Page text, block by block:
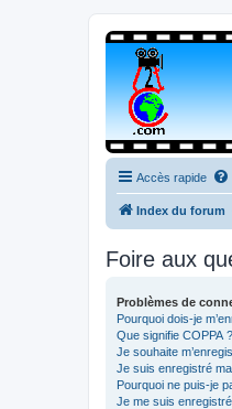
Accès rapide
Index du forum
Foire aux
Problèmes de
Pourquoi dois-je
Que signifie COPPA ?
Je souhaite
Je suis enregistré
Pourquoi ne puis-je
Je me suis